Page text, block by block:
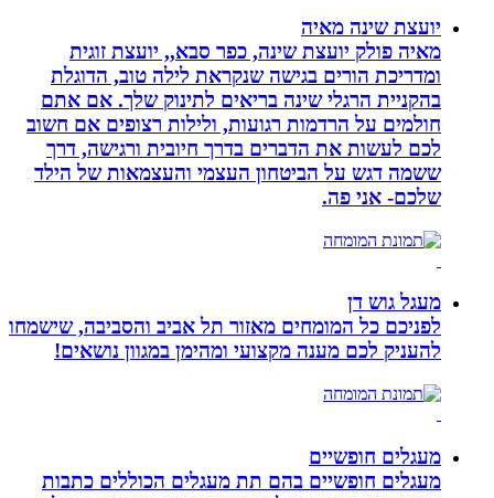
יועצת שינה מאיה
מאיה פולק יועצת שינה, כפר סבא,, יועצת זוגית
ומדריכת הורים בגישה שנקראת לילה טוב, הדוגלת
בהקניית הרגלי שינה בריאים לתינוק שלך. אם אתם
חולמים על הרדמות רגועות, ולילות רצופים אם חשוב
לכם לעשות את הדברים בדרך חיובית ורגישה, דרך
ששמה דגש על הביטחון העצמי והעצמאות של הילד
שלכם- אני פה.
מעגל גוש דן
לפניכם כל המומחים מאזור תל אביב והסביבה, שישמחו
להעניק לכם מענה מקצועי ומהימן במגוון נושאים!
מעגלים חופשיים
מעגלים חופשיים בהם תת מעגלים הכוללים כתבות